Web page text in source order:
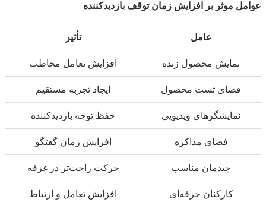
عوامل موثر بر افزایش زمان توقف بازدیدکننده
عامل تأثیر
نمایش محصول زنده افزایش تعامل مخاطب
فضای تست محصول ایجاد تجربه مستقیم
نمایشگرهای ویدیویی حفظ توجه بازدیدکننده
فضای مذاکره افزایش زمان گفتگو
چیدمان مناسب حرکت راحت‌تر در غرفه
کارکنان حرفه‌ای افزایش تعامل و ارتباط